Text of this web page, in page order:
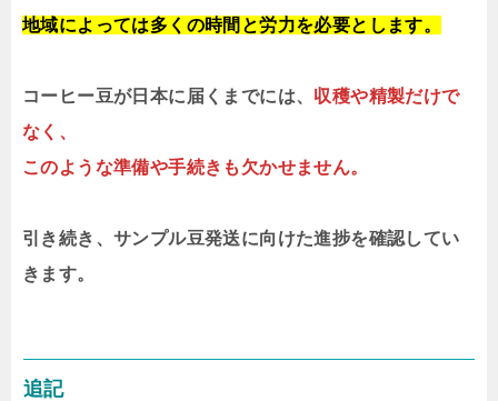
地域によっては多くの時間と労力を必要とします。
コーヒー豆が日本に届くまでには、 収穫や精製だけで
なく、
このような準備や手続きも欠かせません。
引き続き、サンプル豆発送に向けた進捗を確認してい
きます。
追記